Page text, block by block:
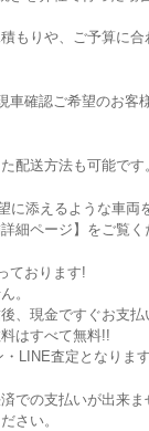
もりや、ご予算に
確認ご希望のお客
配送方法も可能です
に添えるような車両
細ページ】をご覧く
ております!
。
、現金ですぐお支払
はすべて無料!!
LINE査定となりま
での支払いが出来ま
さい。